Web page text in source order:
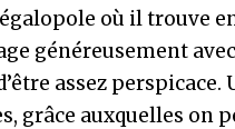
où il trouve
généreusement
assez
grâce auxquelles on